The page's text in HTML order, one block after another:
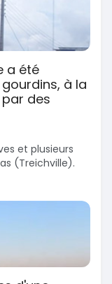
a été
à la
par des
et plusieurs
(Treichville).